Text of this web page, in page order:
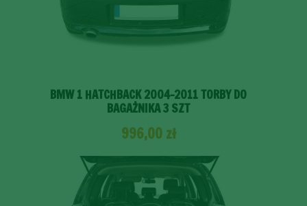
BMW 1 HATCHBACK 2004-2011 TORBY DO
BAGAŻNIKA 3 SZT
996,00 zł